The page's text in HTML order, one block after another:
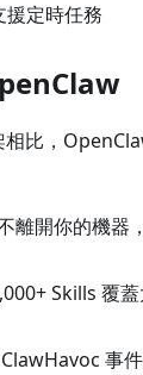
定時任務
比，
離開你的機器
Skills 覆
ClawHavoc 事件